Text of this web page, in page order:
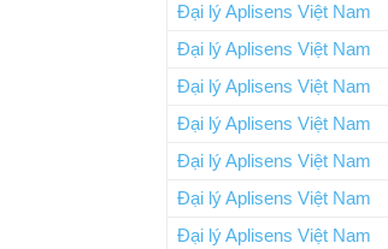
Đại lý Aplisens Việt Nam
Đại lý Aplisens Việt Nam
Đại lý Aplisens Việt Nam
Đại lý Aplisens Việt Nam
Đại lý Aplisens Việt Nam
Đại lý Aplisens Việt Nam
Đại lý Aplisens Việt Nam